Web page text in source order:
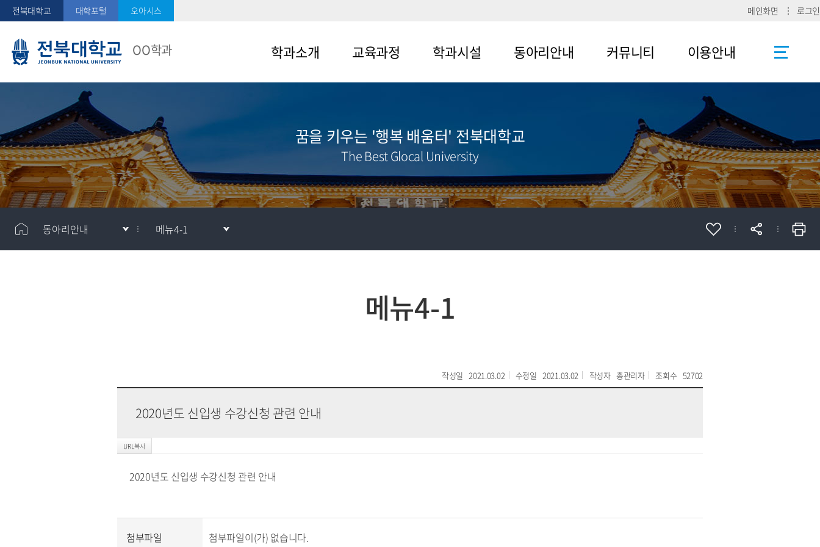
전북대학교 대학포털 오아시스 메인화면 로그인
OO학과 학과소개 교육과정
메뉴2-2
학과시설
메뉴3-2
동아리안내
메뉴4-2
커뮤니티 이용안내
사이트맵
로그인
꿈을 키우는 '행복 배움터' 전북대학교
The Best Glocal University
동아리안내 메뉴4-1
메뉴4-1
작성일 2021.03.02 수정일 2021.03.02 작성자 총관리자 조회수 52702
2020년도 신입생 수강신청 관련 안내
2020년도 신입생 수강신청 관련 안내
첨부파일 첨부파일이(가) 없습니다.